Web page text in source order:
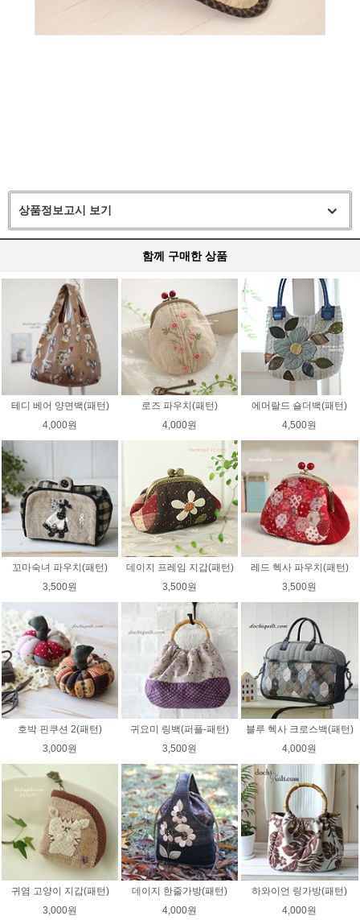
상품정보고시 보기
함께 구매한 상품
테디 베어 양면백(패턴)
4,000원
로즈 파우치(패턴)
4,000원
에머랄드 숄더백(패턴)
4,500원
꼬마숙녀 파우치(패턴)
3,500원
데이지 프레임 지갑(패턴)
3,500원
레드 헥사 파우치(패턴)
3,500원
호박 핀쿠션 2(패턴)
3,000원
귀요미 링백(퍼플-패턴)
3,500원
블루 헥사 크로스백(패턴)
4,000원
귀염 고양이 지갑(패턴)
3,000원
데이지 한줄가방(패턴)
4,000원
하와이언 링가방(패턴)
4,000원